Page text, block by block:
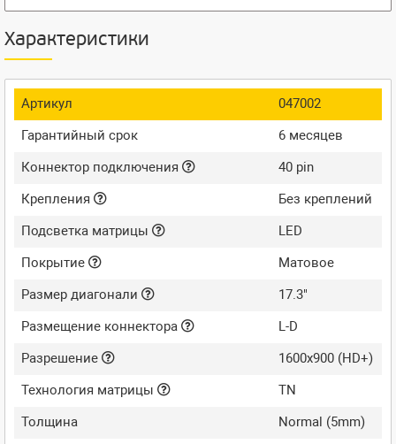
Характеристики
Артикул
047002
Гарантийный срок
6 месяцев
Коннектор подключения
40 pin
Крепления
Без креплений
Подсветка матрицы
LED
Покрытие
Матовое
Размер диагонали
17.3"
Размещение коннектора
L-D
Разрешение
1600x900 (HD+)
Технология матрицы
TN
Толщина
Normal (5mm)